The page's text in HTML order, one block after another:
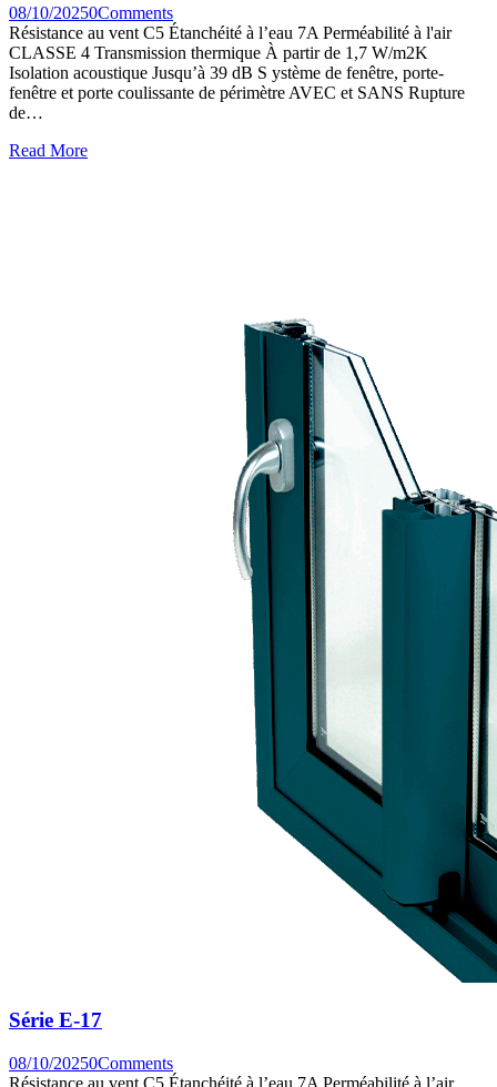
08/10/20250Comments
Résistance au vent C5 Étanchéité à l’eau 7A Perméabilité à l'air
CLASSE 4 Transmission thermique À partir de 1,7 W/m2K
Isolation acoustique Jusqu’à 39 dB S ystème de fenêtre, porte-
fenêtre et porte coulissante de périmètre AVEC et SANS Rupture
de…
Read More
Série E-17
08/10/20250Comments
Résistance au vent C5 Étanchéité à l’eau 7A Perméabilité à l’air